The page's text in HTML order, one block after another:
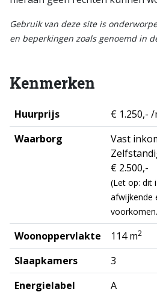
Gebruik van deze site is
en beperkingen zoals genoemd in
Kenmerken
Huurprijs
€ 1.250,-
Waarborg
Vast
€ 2.500,-
(Let op: dit
afwijkende
Woonoppervlakte 114 m2
Slaapkamers
3
Energielabel
A